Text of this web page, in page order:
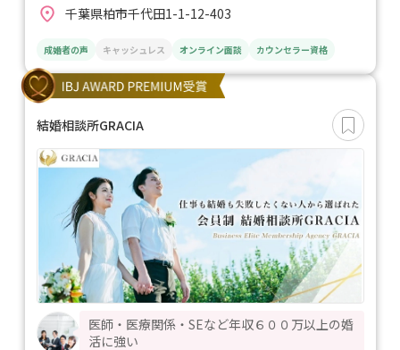
千葉県柏市千代田1-1-12-403
成婚者の声 キャッシュレス オンライン面談 カウンセラー資格
結婚相談所GRACIA
医師・医療関係・SEなど年収６００万以上の婚
活に強い